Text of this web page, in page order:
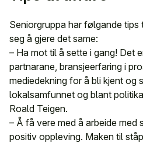
Seniorgruppa har følgande tips
seg å gjere det same:
– Ha mot til å sette i gang! Det
partnarane, bransjeerfaring i
mediedekning for å bli kjent og
lokalsamfunnet og blant
Roald Teigen.
– Å få vere med å arbeide
positiv oppleving. Maken til